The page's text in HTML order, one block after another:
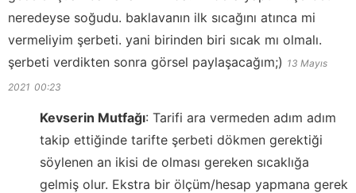
neredeyse soğudu. baklavanın ilk sıcağını atınca mi
vermeliyim şerbeti. yani birinden biri sıcak mı olmalı.
şerbeti verdikten sonra görsel paylaşacağım;) 13 Mayıs
2021 00:23
Kevserin Mutfağı: Tarifi ara vermeden adım adım
takip ettiğinde tarifte şerbeti dökmen gerektiği
söylenen an ikisi de olması gereken sıcaklığa
gelmiş olur. Ekstra bir ölçüm/hesap yapmana gerek